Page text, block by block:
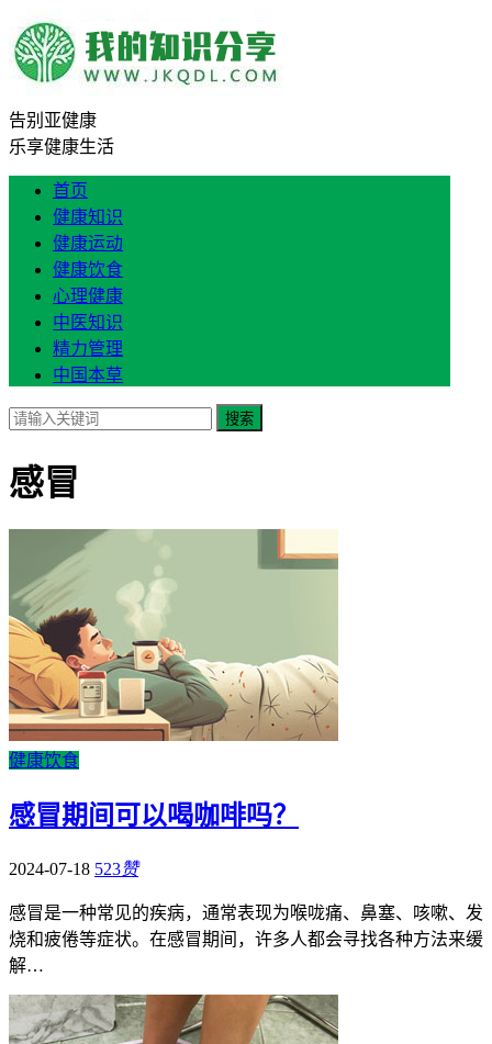
告别亚健康
乐享健康生活
首页
健康知识
健康运动
健康饮食
心理健康
中医知识
精力管理
中国本草
搜索
感冒
健康饮食
感冒期间可以喝咖啡吗？
2024-07-18 523赞
感冒是一种常见的疾病，通常表现为喉咙痛、鼻塞、咳嗽、发
烧和疲倦等症状。在感冒期间，许多人都会寻找各种方法来缓
解…